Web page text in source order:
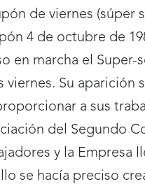
de viernes (súper
4 de octubre de
en marcha el Super-
Su aparición
a sus
del Segundo
y la Empresa
se hacía preciso